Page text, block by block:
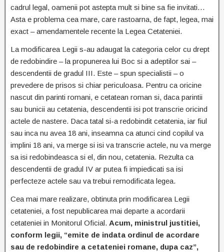
cadrul legal, oamenii pot astepta mult si bine sa fie invitati…
Asta e problema cea mare, care rastoarna, de fapt, legea, mai
exact – amendamentele recente la Legea Cetateniei.
La modificarea Legii s-au adaugat la categoria celor cu drept
de redobindire – la propunerea lui Boc si a adeptilor sai –
descendentii de gradul III. Este – spun specialistii – o
prevedere de prisos si chiar periculoasa. Pentru ca oricine
nascut din parinti romani, e cetatean roman si, daca parintii
sau bunicii au cetatenia, descendentii isi pot transcrie oricind
actele de nastere. Daca tatal si-a redobindit cetatenia, iar fiul
sau inca nu avea 18 ani, inseamna ca atunci cind copilul va
implini 18 ani, va merge si isi va transcrie actele, nu va merge
sa isi redobindeasca si el, din nou, cetatenia. Rezulta ca
descendentii de gradul IV ar putea fi impiedicati sa isi
perfecteze actele sau va trebui remodificata legea.
Cea mai mare realizare, obtinuta prin modificarea Legii
cetateniei, a fost nepublicarea mai departe a acordarii
cetateniei in Monitorul Oficial. Acum, ministrul justitiei,
conform legii, “emite de indata ordinul de acordare
sau de redobindire a cetateniei romane, dupa caz”,